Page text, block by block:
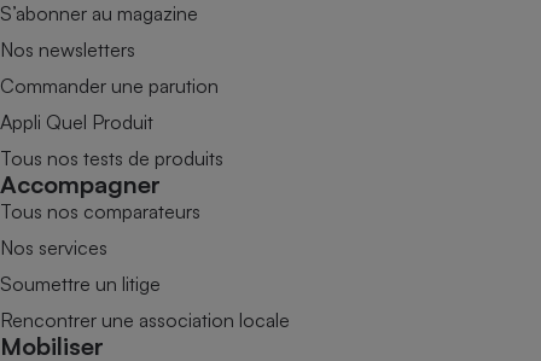
S’abonner au magazine
Nos newsletters
Commander une parution
Appli Quel Produit
Tous nos tests de produits
Accompagner
Tous nos comparateurs
Nos services
Soumettre un litige
Rencontrer une association locale
Mobiliser